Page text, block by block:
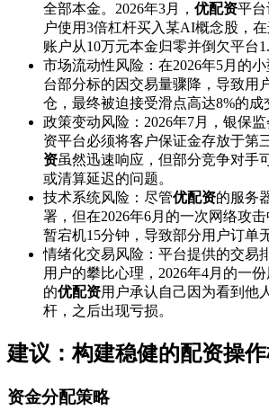
全部本金。2026年3月， 优配资平台
户使用3倍杠杆买入某AI概念股，在
账户从10万元本金归零并倒欠平台
市场流动性风险：在2026年5月的小
台部分标的因交易量骤降，导致用
仓，最终被迫接受滑点高达8%的成
政策变动风险：2026年7月，银保
资平台必须将客户保证金存放于第
资虽然迅速响应，但部分竞争对手
或清算延迟的问题。
技术系统风险：尽管优配资的服务
署，但在2026年6月的一次网络攻
暂宕机15分钟，导致部分用户订单
情绪化交易风险：平台提供的交易
用户的攀比心理，2026年4月的一
的优配资用户承认自己因为看到他
杆，之后出现亏损。
建议：构建稳健的配资操
资金分配策略